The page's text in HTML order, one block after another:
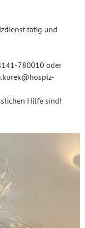
tätig und
780010 oder
Hilfe sind!